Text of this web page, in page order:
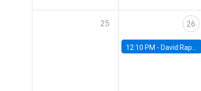
25 26
12:10 PM - David Rappoport, FED Board